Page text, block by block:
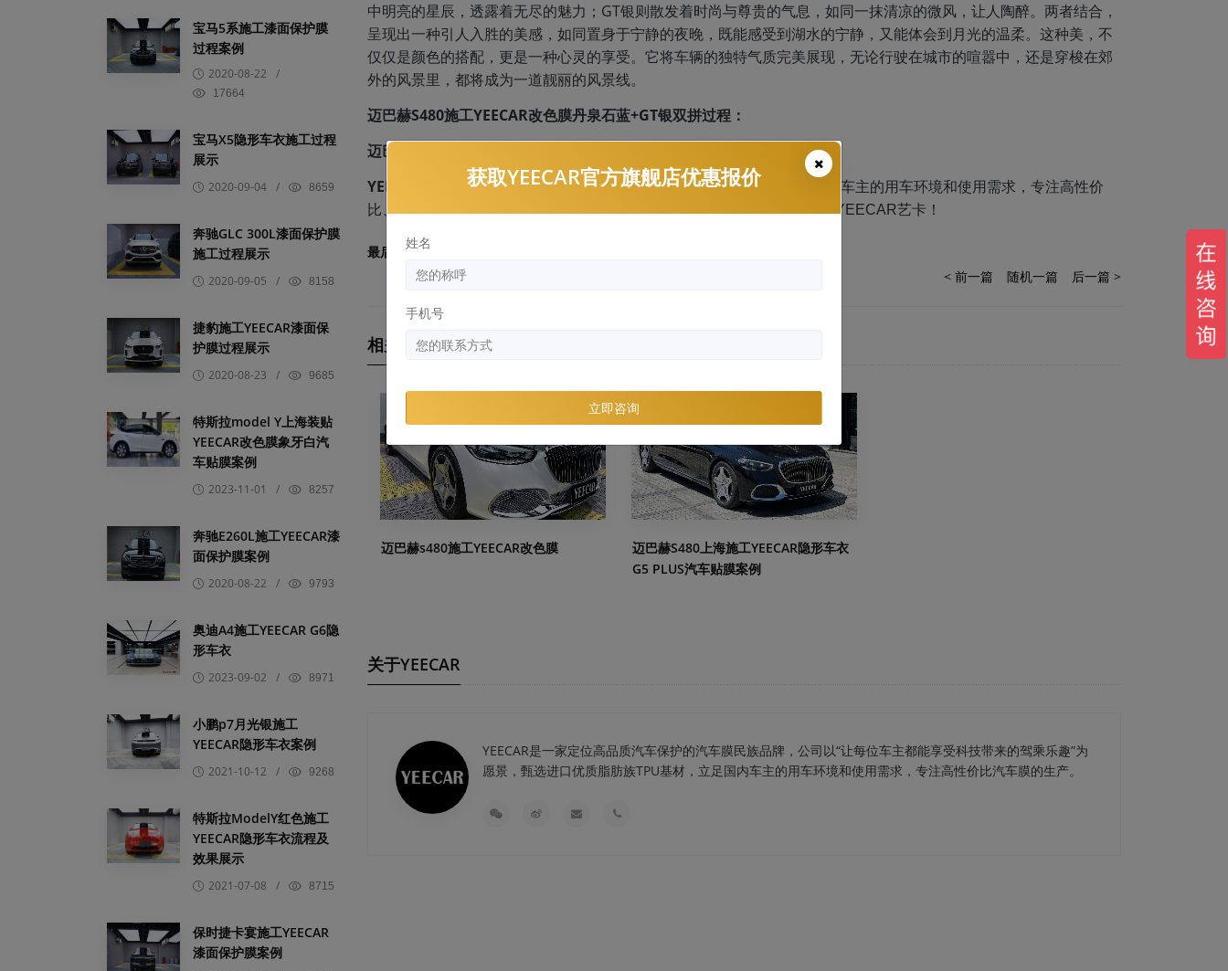
宝马5系施工漆面保护膜
过程案例
2020-08-22 /
17664
宝马X5隐形车衣施工过程
展示
2020-09-04 / 8659
奔驰GLC 300L漆面保护膜
施工过程展示
2020-09-05 / 8158
捷豹施工YEECAR漆面保
护膜过程展示
2020-08-23 / 9685
特斯拉model Y上海装贴
YEECAR改色膜象牙白汽
车贴膜案例
2023-11-01 / 8257
奔驰E260L施工YEECAR漆
面保护膜案例
2020-08-22 / 9793
奥迪A4施工YEECAR G6隐
形车衣
2023-09-02 / 8971
小鹏p7月光银施工
YEECAR隐形车衣案例
2021-10-12 / 9268
特斯拉ModelY红色施工
YEECAR隐形车衣流程及
效果展示
2021-07-08 / 8715
保时捷卡宴施工YEECAR
漆面保护膜案例
中明亮的星辰，透露着无尽的魅力；GT银则散发着时尚与尊贵的气息，如同一抹清凉的微风，让人陶醉。两者结合，
呈现出一种引人入胜的美感，如同置身于宁静的夜晚，既能感受到湖水的宁静，又能体会到月光的温柔。这种美，不
仅仅是颜色的搭配，更是一种心灵的享受。它将车辆的独特气质完美展现，无论行驶在城市的喧嚣中，还是穿梭在郊
外的风景里，都将成为一道靓丽的风景线。
迈巴赫S480施工YEECAR改色膜丹泉石蓝+GT银双拼过程：
迈巴赫S480施工YEECAR改色膜丹泉石蓝+GT银双拼
YEECAR
，以“让每位车主都能享受科技带来的驾乘乐趣”为愿景，立足国内车主的用车环境和使用需求，专注高性价
比、高品质汽车膜的专业销售和施工。如果你也想贴汽车改色膜，欢迎来YEECAR艺卡！
最后编辑时间:
< 前一篇
随机一篇 后一篇 >
相关案例
迈巴赫s480施工YEECAR改色膜
迈巴赫S480上海施工YEECAR隐形车衣
G5 PLUS汽车贴膜案例
关于YEECAR
YEECAR是一家定位高品质汽车保护的汽车膜民族品牌，公司以“让每位车主都能享受科技带来的驾乘乐趣”为
愿景，甄选进口优质脂肪族TPU基材，立足国内车主的用车环境和使用需求，专注高性价比汽车膜的生产。
获取YEECAR官方旗舰店优惠报价
姓名
手机号
立即咨询